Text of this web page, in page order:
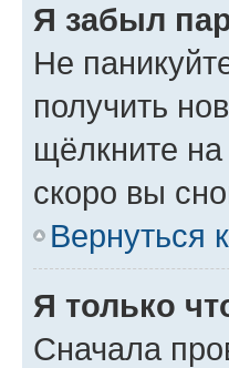
Я забыл
Не
получить
щёлкните
скоро вы
Вернуться
Я только
Сначала